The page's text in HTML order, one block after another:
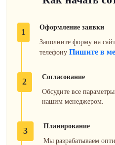
1
Оформление заявки
Заполните форму на
телефону Пишите в
2
Согласование
Обсудите все
нашим менеджером.
3
Планирование
Мы разрабатываем